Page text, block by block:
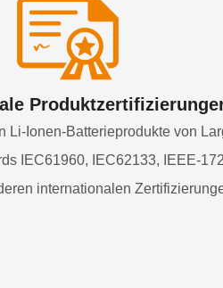
Li-Ionen-Batterieprodukte von
IEC61960, IEC62133, IEEE-
internationalen